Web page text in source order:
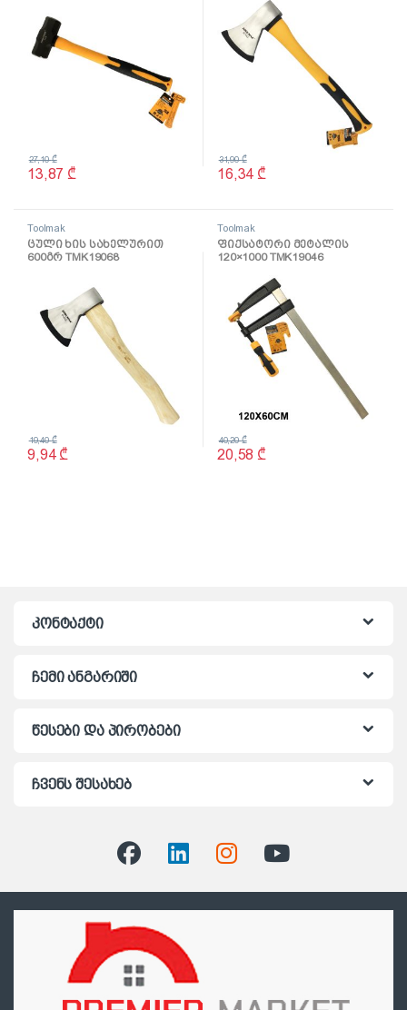
13,87 ₾
27,10₾
16,34 ₾
31,90₾
Toolmak
ცული ხის სახელურით
600გრ TMK19068
9,94 ₾
19,40₾
Toolmak
ფიქსატორი მეტალის
120×1000 TMK19046
20,58 ₾
40,20₾
კონტაქტი
ჩემი ანგარიში
წესები და პირობები
ჩვენს შესახებ